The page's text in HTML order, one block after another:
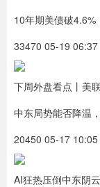
10年期美债破4.6%
33470 05-19 06:37
下周外盘看点丨美
中东局势能否降温
20450 05-17 10:05
AI狂热压倒中东阴